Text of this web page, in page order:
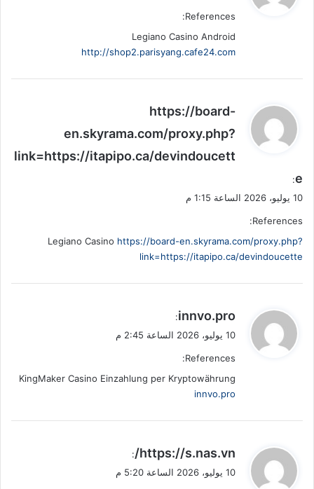
ل
References:
Legiano Casino Android
http://shop2.parisyang.cafe24.com
ي
و
ل
https://board-
en.skyrama.com/proxy.php?
link=https://itapipo.ca/devindoucett
e
:
10 يوليو، 2026 الساعة 1:15 م
References:
Legiano Casino https://board-en.skyrama.com/proxy.php?
link=https://itapipo.ca/devindoucette
ي
ق
ل
innvo.pro
:
10 يوليو، 2026 الساعة 2:45 م
References:
KingMaker Casino Einzahlung per Kryptowährung
innvo.pro
ي
ق
https://s.nas.vn/
:
10 يوليو، 2026 الساعة 5:20 م